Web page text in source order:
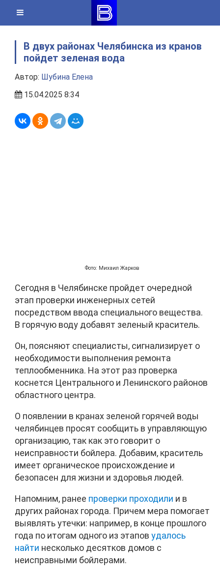
content
В двух районах Челябинска из кранов
пойдет зеленая вода
Автор: Шубина Елена
15.04.2025 8:34
Фото: Михаил Жарков
Сегодня в Челябинске пройдет очередной
этап проверки инженерных сетей
посредством ввода специального вещества.
В горячую воду добавят зеленый краситель.
Он, поясняют специалисты, сигнализирует о
необходимости выполнения ремонта
теплообменника. На этот раз проверка
коснется Центрального и Ленинского районов
областного центра.
О появлении в кранах зеленой горячей воды
челябинцев просят сообщить в управляющую
организацию, так как это говорит о
неисправности бойлера. Добавим, краситель
имеет органическое происхождение и
безопасен для жизни и здоровья людей.
Напомним, ранее проверки проходили и в
других районах города. Причем мера помогает
выявлять утечки: например, в конце прошлого
года по итогам одного из этапов удалось
найти несколько десятков домов с
неисправными бойлерами.